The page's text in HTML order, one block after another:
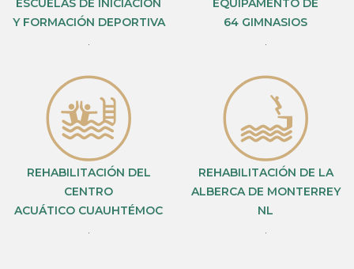
ESCUELAS DE INICIACIÓN
Y FORMACIÓN DEPORTIVA
.
EQUIPAMENTO DE
64 GIMNASIOS
.
REHABILITACIÓN DEL
CENTRO
ACUÁTICO CUAUHTÉMOC
.
REHABILITACIÓN DE LA
ALBERCA DE MONTERREY
NL
.